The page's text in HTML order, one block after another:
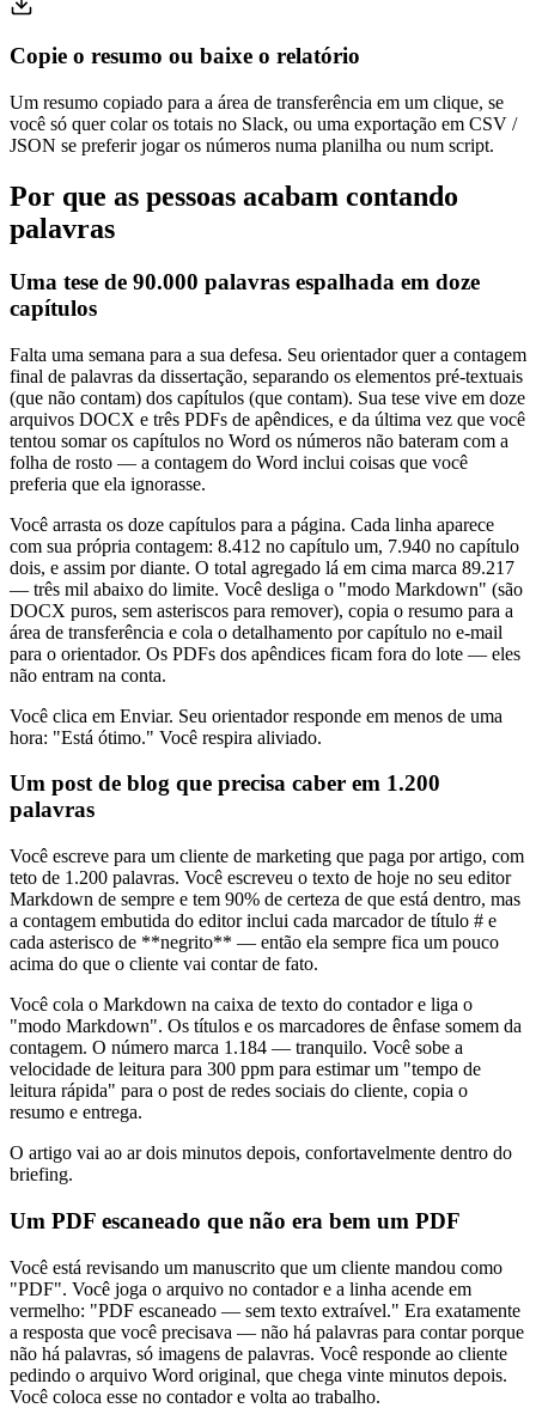
Copie o resumo ou baixe o relatório
Um resumo copiado para a área de transferência em um clique, se
você só quer colar os totais no Slack, ou uma exportação em CSV /
JSON se preferir jogar os números numa planilha ou num script.
Por que as pessoas acabam contando
palavras
Uma tese de 90.000 palavras espalhada em doze
capítulos
Falta uma semana para a sua defesa. Seu orientador quer a contagem
final de palavras da dissertação, separando os elementos pré-textuais
(que não contam) dos capítulos (que contam). Sua tese vive em doze
arquivos DOCX e três PDFs de apêndices, e da última vez que você
tentou somar os capítulos no Word os números não bateram com a
folha de rosto — a contagem do Word inclui coisas que você
preferia que ela ignorasse.
Você arrasta os doze capítulos para a página. Cada linha aparece
com sua própria contagem: 8.412 no capítulo um, 7.940 no capítulo
dois, e assim por diante. O total agregado lá em cima marca 89.217
— três mil abaixo do limite. Você desliga o "modo Markdown" (são
DOCX puros, sem asteriscos para remover), copia o resumo para a
área de transferência e cola o detalhamento por capítulo no e-mail
para o orientador. Os PDFs dos apêndices ficam fora do lote — eles
não entram na conta.
Você clica em Enviar. Seu orientador responde em menos de uma
hora: "Está ótimo." Você respira aliviado.
Um post de blog que precisa caber em 1.200
palavras
Você escreve para um cliente de marketing que paga por artigo, com
teto de 1.200 palavras. Você escreveu o texto de hoje no seu editor
Markdown de sempre e tem 90% de certeza de que está dentro, mas
a contagem embutida do editor inclui cada marcador de título # e
cada asterisco de **negrito** — então ela sempre fica um pouco
acima do que o cliente vai contar de fato.
Você cola o Markdown na caixa de texto do contador e liga o
"modo Markdown". Os títulos e os marcadores de ênfase somem da
contagem. O número marca 1.184 — tranquilo. Você sobe a
velocidade de leitura para 300 ppm para estimar um "tempo de
leitura rápida" para o post de redes sociais do cliente, copia o
resumo e entrega.
O artigo vai ao ar dois minutos depois, confortavelmente dentro do
briefing.
Um PDF escaneado que não era bem um PDF
Você está revisando um manuscrito que um cliente mandou como
"PDF". Você joga o arquivo no contador e a linha acende em
vermelho: "PDF escaneado — sem texto extraível." Era exatamente
a resposta que você precisava — não há palavras para contar porque
não há palavras, só imagens de palavras. Você responde ao cliente
pedindo o arquivo Word original, que chega vinte minutos depois.
Você coloca esse no contador e volta ao trabalho.